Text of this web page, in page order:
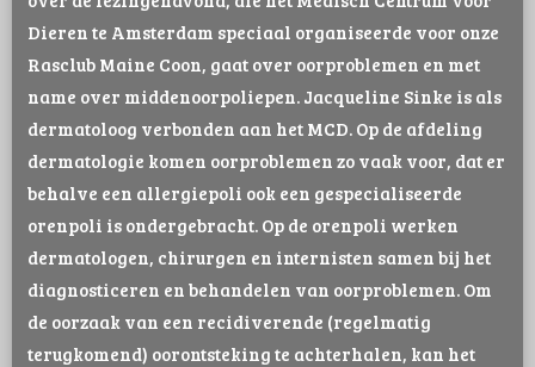
Dieren te Amsterdam speciaal organiseerde voor onze
Rasclub Maine Coon, gaat over oorproblemen en met
name over middenoorpoliepen. Jacqueline Sinke is als
dermatoloog verbonden aan het MCD. Op de afdeling
dermatologie komen oorproblemen zo vaak voor, dat er
behalve een allergiepoli ook een gespecialiseerde
orenpoli is ondergebracht. Op de orenpoli werken
dermatologen, chirurgen en internisten samen bij het
diagnosticeren en behandelen van oorproblemen. Om
de oorzaak van een recidiverende (regelmatig
terugkomend) oorontsteking te achterhalen, kan het